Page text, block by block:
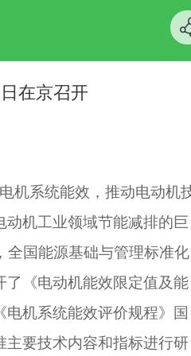
在京召开
电机系统能效，推动电动机
机工业领域节能减排的巨
国能源基础与管理标准化
《电动机能效限定值及能
机系统能效评价规程》国
要技术内容和指标进行研